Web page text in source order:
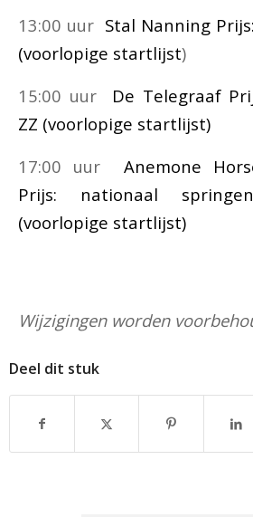
13:00 uur Stal Nanning
(voorlopige startlijst)
15:00 uur De Telegraaf
ZZ (voorlopige startlijst)
17:00 uur Anemone
Prijs: nationaal
(voorlopige startlijst)
Wijzigingen worden
Deel dit stuk